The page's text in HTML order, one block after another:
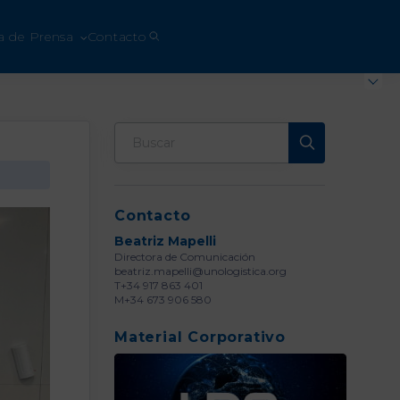
de Prensa Contacto
Contacto
Beatriz Mapelli
Directora de Comunicación
beatriz.mapelli@unologistica.org
T+34 917 863 401
M+34 673 906 580
Material Corporativo